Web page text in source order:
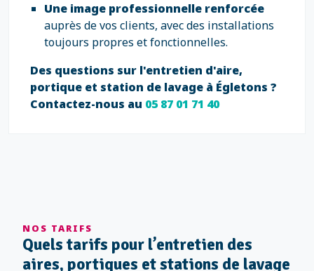
Une image professionnelle renforcée
auprès de vos clients, avec des installations
toujours propres et fonctionnelles.
Des questions sur l'entretien d'aire,
portique et station de lavage à Égletons ?
Contactez-nous au 05 87 01 71 40
NOS TARIFS
Quels tarifs pour l’entretien des
aires, portiques et stations de lavage